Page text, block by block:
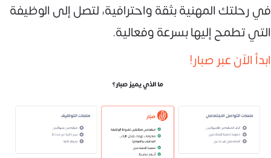
في رحلتك المهنية بثقة واحترافية، لتصل إلى الوظيفة
التي تطمح إليها بسرعة وفعالية.
ابدأ الآن عبر صبار!